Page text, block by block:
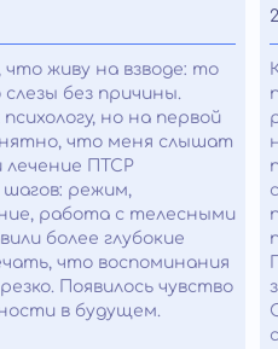
живу на взводе: то
без причины.
но на первой
что меня слышат
ПТСР
режим,
работа с телесными
более глубокие
что воспоминания
Появилось чувство
в будущем.